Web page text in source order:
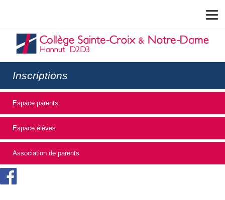
Inscriptions
Espace parents
Espace élèves
Association de parents